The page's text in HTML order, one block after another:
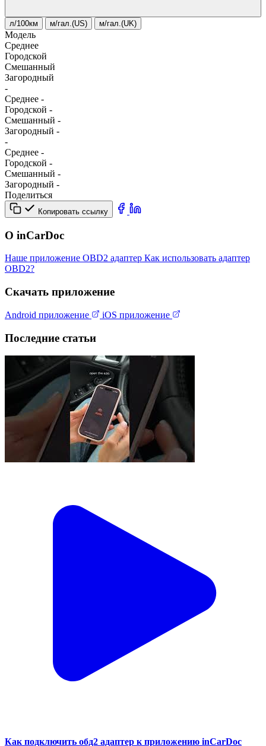
л/100км м/гал.(US) м/гал.(UK)
Модель
Среднее
Городской
Смешанный
Загородный
-
Среднее -
Городской -
Смешанный -
Загородный -
-
Среднее -
Городской -
Смешанный -
Загородный -
Поделиться
Копировать ссылку
О inCarDoc
Наше приложение OBD2 адаптер Как использовать адаптер
OBD2?
Скачать приложение
Android приложение iOS приложение
Последние статьи
Как подключить обд2 адаптер к приложению inCarDoc